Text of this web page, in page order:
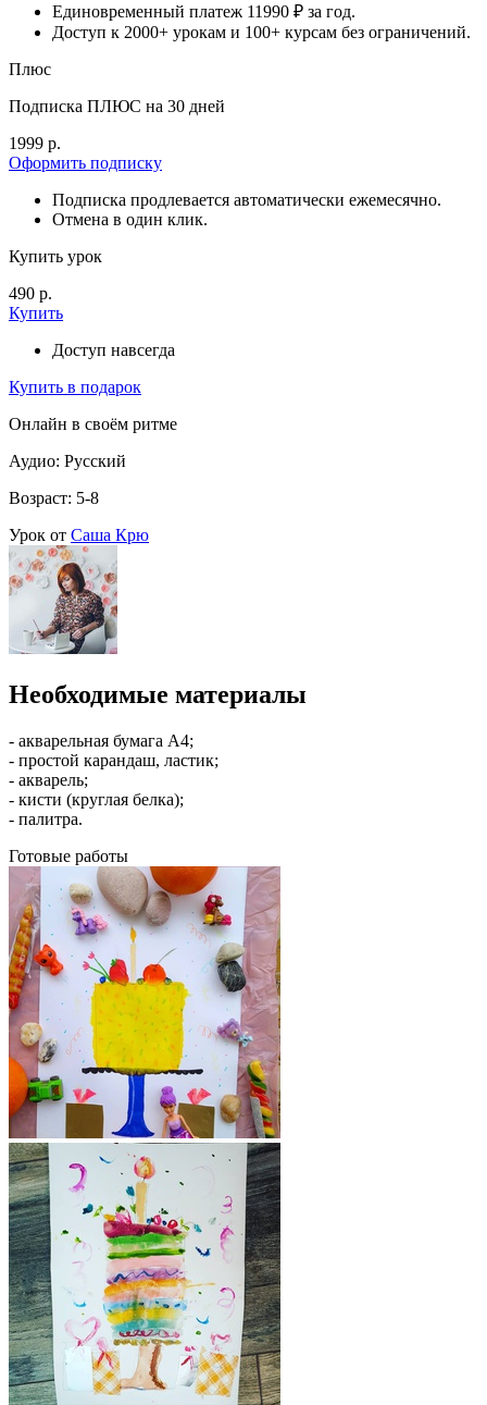
Единовременный платеж 11990 ₽ за год.
Доступ к 2000+ урокам и 100+ курсам без ограничений.
Плюс
Подписка ПЛЮС на 30 дней
1999 р.
Оформить подписку
Подписка продлевается автоматически ежемесячно.
Отмена в один клик.
Купить урок
490 р.
Купить
Доступ навсегда
Купить в подарок
Онлайн в своём ритме
Аудио: Русский
Возраст: 5-8
Урок от Саша Крю
Необходимые материалы
- акварельная бумага А4;
- простой карандаш, ластик;
- акварель;
- кисти (круглая белка);
- палитра.
Готовые работы